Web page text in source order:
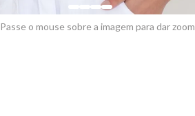
Passe o mouse sobre a imagem para dar zoom